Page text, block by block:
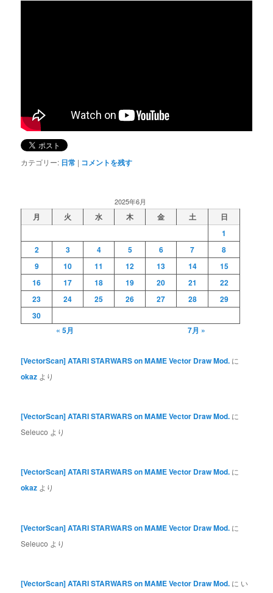
カテゴリー: 日常 | コメントを残す
2025年6月
月 火 水 木 金 土
日
1
2
3 4 5 6 7
8
9
10 11 12 13 14
15
16
17 18 19 20 21
22
23
24 25 26 27 28
29
30
« 5月
7月 »
[VectorScan] ATARI STARWARS on MAME Vector Draw Mod. に
okaz より
[VectorScan] ATARI STARWARS on MAME Vector Draw Mod. に
Seleuco より
[VectorScan] ATARI STARWARS on MAME Vector Draw Mod. に
okaz より
[VectorScan] ATARI STARWARS on MAME Vector Draw Mod. に
Seleuco より
[VectorScan] ATARI STARWARS on MAME Vector Draw Mod. に い